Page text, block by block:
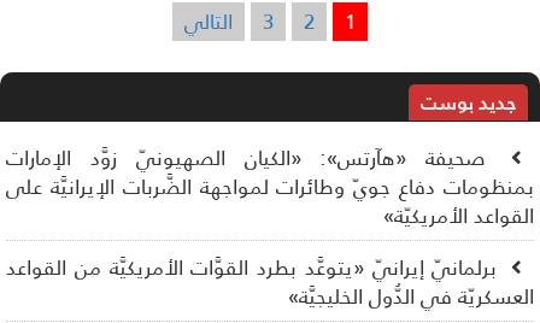
صفحات
المقالات
التالي
جديد بوست
صحيفة «هآرتس»: «الكيان الصهيونيّ زوَّد الإمارات
دفاع جويّ وطائرات لمواجهة الضَّربات الإيرانيَّة على
الأمريكيّة»
برلمانيّ إيرانيّ «يتوعَّد بطرد القوَّات الأمريكيَّة من القواعد
في الدُّول الخليجيَّة»